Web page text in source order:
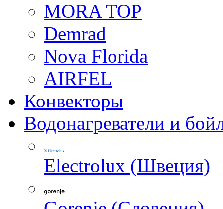
MORA TOP
Demrad
Nova Florida
AIRFEL
Конвекторы
Водонагреватели и
Electrolux (Швеция)